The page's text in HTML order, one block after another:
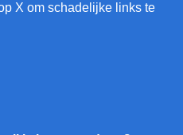
X om schadelijke links te